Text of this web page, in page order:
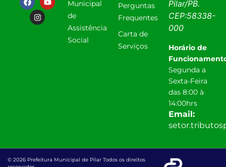
Municipal
de
Assistência
Social
Perguntas
Frequentes
Carta de
Serviços
Pilar/PB.
CEP:58338-
000
Horário de
Segunda a
Sexta-Feira
das 8:00 à
14:00hrs
Email:
© 2026 Prefeitura Municipal de Pilar Todos os direitos